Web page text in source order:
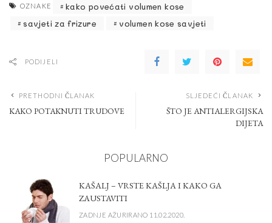
OZNAKE
kako povećati volumen kose
savjeti za frizure
volumen kose savjeti
PODIJELI
PRETHODNI ČLANAK
KAKO POTAKNUTI TRUDOVE
SLJEDEĆI ČLANAK
ŠTO JE ANTIALERGIJSKA
DIJETA
POPULARNO
KAŠALJ – VRSTE KAŠLJA I KAKO GA
ZAUSTAVITI
ZADNJE AŽURIRANO 11.02.2020.